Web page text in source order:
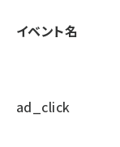
イベント名
ad_click